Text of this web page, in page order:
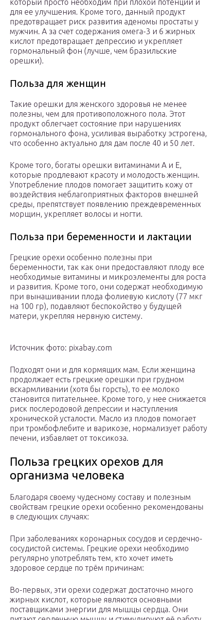
который просто необходим при плохой потенции и
для ее улучшения. Кроме того, данный продукт
предотвращает риск развития аденомы простаты у
мужчин. А за счет содержания омега-3 и 6 жирных
кислот предотвращает депрессию и укрепляет
гормональный фон (лучше, чем бразильские
орешки).
Польза для женщин
Такие орешки для женского здоровья не менее
полезны, чем для противоположного пола. Этот
продукт облегчает состояние при нарушениях
гормонального фона, усиливая выработку эстрогена,
что особенно актуально для дам после 40 и 50 лет.
Кроме того, богаты орешки витаминами А и Е,
которые продлевают красоту и молодость женщин.
Употребление плодов помогает защитить кожу от
воздействия неблагоприятных факторов внешней
среды, препятствует появлению преждевременных
морщин, укрепляет волосы и ногти.
Польза при беременности и лактации
Грецкие орехи особенно полезны при
беременности, так как они предоставляют плоду все
необходимые витамины и микроэлементы для роста
и развития. Кроме того, они содержат необходимую
при вынашивании плода фолиевую кислоту (77 мкг
на 100 гр), подавляют беспокойство у будущей
матери, укрепляя нервную систему.
Источник фото: pixabay.com
Подходят они и для кормящих мам. Если женщина
продолжает есть грецкие орешки при грудном
вскармливании (хотя бы горсть), то ее молоко
становится питательнее. Кроме того, у нее снижается
риск послеродовой депрессии и наступления
хронической усталости. Масло из плодов помогает
при тромбофлебите и варикозе, нормализует работу
печени, избавляет от токсикоза.
Польза грецких орехов для
организма человека
Благодаря своему чудесному составу и полезным
свойствам грецкие орехи особенно рекомендованы
в следующих случаях:
При заболеваниях коронарных сосудов и сердечно-
сосудистой системы. Грецкие орехи необходимо
регулярно употреблять тем, кто хочет иметь
здоровое сердце по трём причинам:
Во-первых, эти орехи содержат достаточно много
жирных кислот, которые являются основными
поставщиками энергии для мышцы сердца. Они